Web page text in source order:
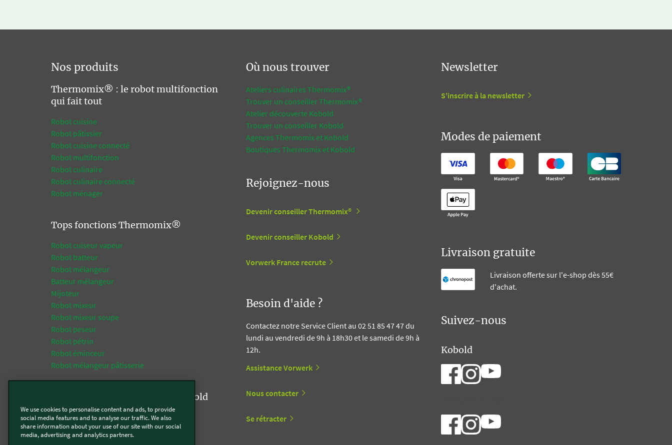
Nos produits
Thermomix® : le robot multifonction
qui fait tout
Robot cuisine
Robot pâtissier
Robot cuisine connecté
Robot multifonction
Robot culinaire
Robot culinaire connecté
Robot ménager
Tops fonctions Thermomix®
Robot cuiseur vapeur
Robot batteur
Robot mélangeur
Batteur mélangeur
Mijoteur
Robot mixeur
Robot mixeur soupe
Robot peseur
Robot pétrin
Robot éminceur
Robot mélangeur pâtisserie
Tops fonctions de la gamme Kobold
Aspirateur
Aspirateur multifonction
Aspirateur laveur
Où nous trouver
Ateliers culinaires Thermomix®
Trouver un conseiller Thermomix®
Atelier découverte Kobold
Trouver un conseiller Kobold
Agences Thermomix et Kobold
Boutiques Thermomix et Kobold
Rejoignez-nous
Devenir conseiller Thermomix®
Devenir conseiller Kobold
Vorwerk France recrute
Besoin d'aide ?
Contactez notre Service Client au 02 51 85 47 47 du
lundi au vendredi de 9h à 18h30 et le samedi de 9h à
12h.
Assistance Vorwerk
Nous contacter
Se rétracter
Newsletter
S'inscrire à la newsletter
Modes de paiement
Livraison gratuite
Livraison offerte sur l'e-shop dès 55€
d'achat.
Suivez-nous
Kobold
We use cookies to personalise content and ads, to provide
social media features and to analyse our traffic. We also
share information about your use of our site with our social
media, advertising and analytics partners.